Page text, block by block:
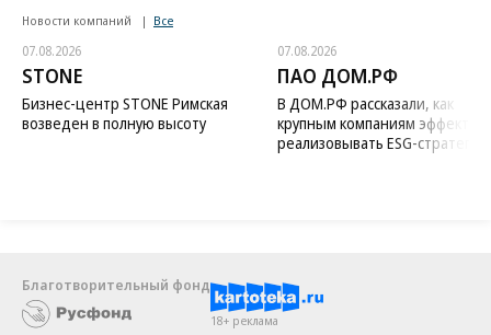
Новости компаний Все
07.08.2026
STONE
Бизнес-центр STONE Римская
возведен в полную высоту
07.08.2026
ПАО ДОМ.РФ
В ДОМ.РФ рассказали, как
крупным компаниям
реализовывать ESG-стратегию
Благотворительный фонд
18+ реклама